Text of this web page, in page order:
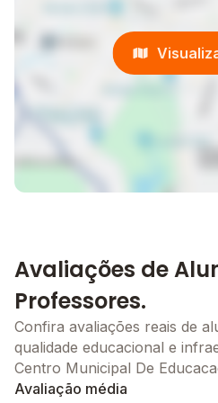
Avaliações de
Professores.
Confira avaliações reais de
qualidade educacional e
Centro Municipal De
Avaliação média